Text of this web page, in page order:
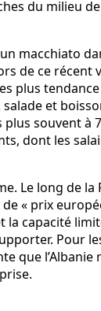
du milieu
macchiato
de ce récent
plus
et
souvent à
dont les
Le long de la
« prix
la capacité
Pour
que l’Albanie